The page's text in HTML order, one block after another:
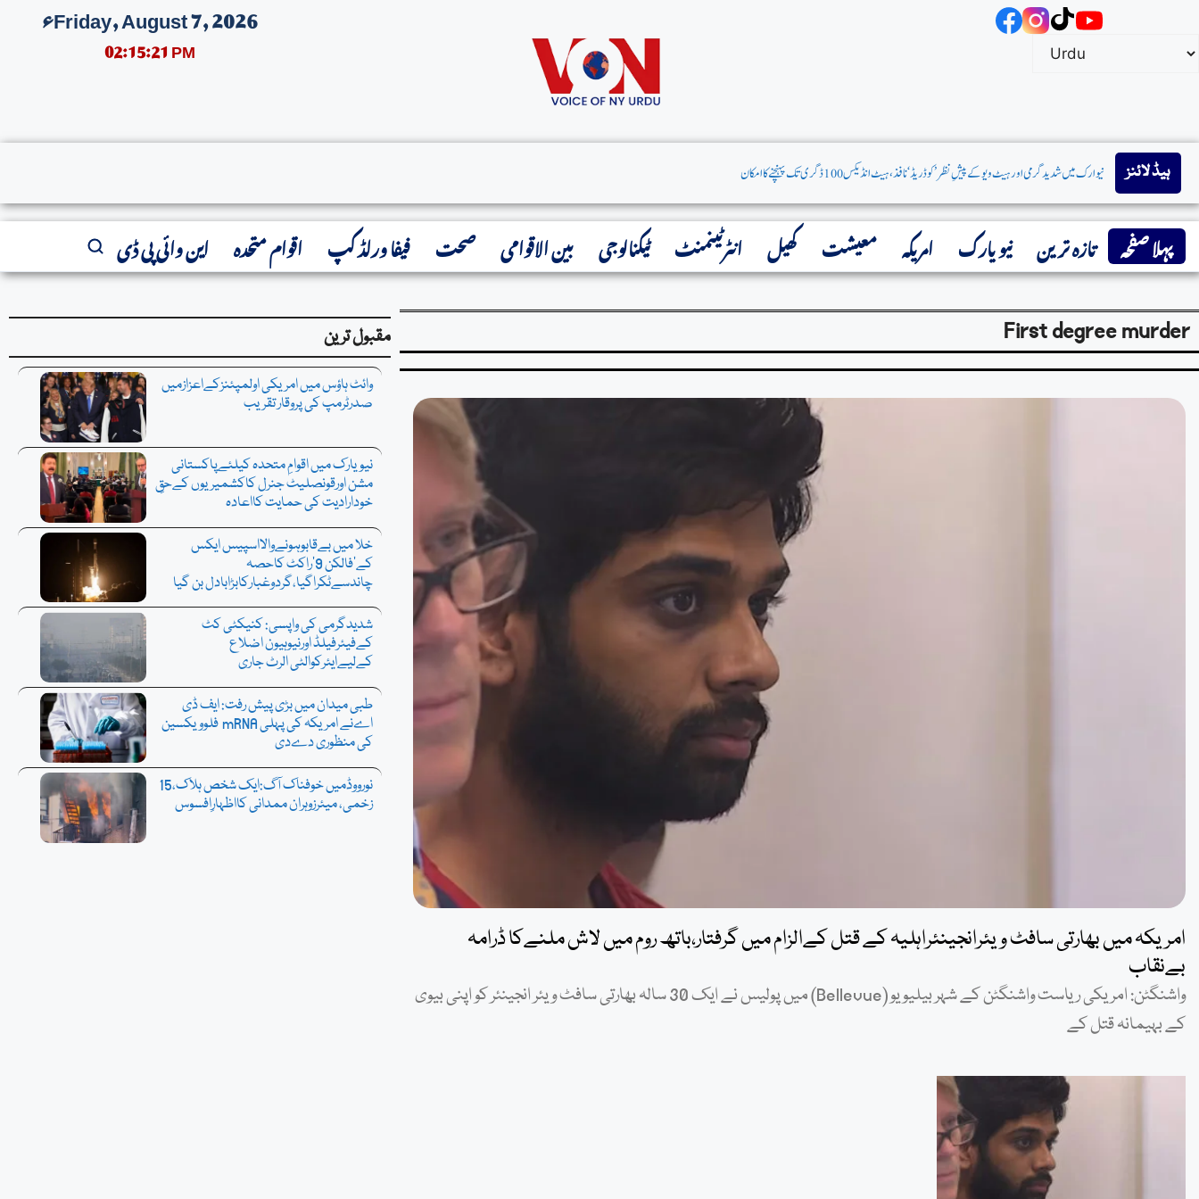
Friday, August 7, 2026ء
02:15:22 PM
ہیڈ لائنز
پہلا صفحہ تازہ ترین نیو یارک امریکہ معیشت کھیل انٹرٹینمنٹ ٹیکنالوجی بین الاقوامی صحت فیفا ورلڈ کپ اقوام متحدہ این وائی پی ڈی
مقبول ترین
وائٹ ہاؤس میں امریکی اولمپئنزکےاعزازمیں
صدرٹرمپ کی پروقار تقریب
نیویارک میں اقوامِ متحدہ کیلئےپاکستانی
مشن اورقونصلیٹ جنرل کاکشمیریوں کےحقِ
خودارادیت کی حمایت کااعادہ
خلا میں بےقابوہونےوالااسپیس ایکس
کے’فالکن 9’راکٹ کاحصہ
چاندسےٹکراگیا،گردوغبارکابڑابادل بن گیا
شدیدگرمی کی واپسی: کنیکٹی کٹ
کےفیئرفیلڈ اورنیوہیون اضلاع
کےلیےایئرکوالٹی الرٹ جاری
طبی میدان میں بڑی پیش رفت: ایف ڈی
اےنے امریکہ کی پہلی mRNA فلوویکسین
کی منظوری دےدی
نورووڈمیں خوفناک آگ:ایک شخص ہلاک،15
زخمی، میئرزوہران ممدانی کااظہارِافسوس
First degree murder
امریکہ میں بھارتی سافٹ ویئرانجینئراہلیہ کے قتل کےالزام میں گرفتار،باتھ روم میں لاش ملنےکا ڈرامہ
بےنقاب
واشنگٹن: امریکی ریاست واشنگٹن کے شہر بیلیویو (Bellevue) میں پولیس نے ایک 30 سالہ بھارتی سافٹ ویئر انجینئر کو اپنی بیوی
کے بہیمانہ قتل کے